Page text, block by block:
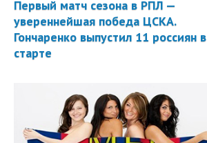
Первый матч сезона в РПЛ —
увереннейшая победа ЦСКА.
Гончаренко выпустил 11 россиян в
старте